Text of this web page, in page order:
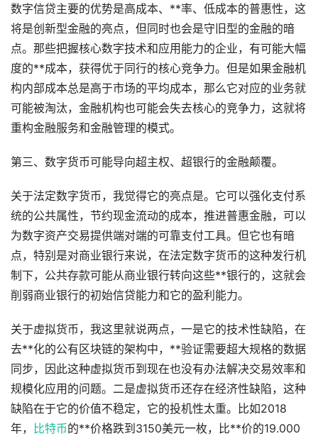
数字信贷主要的优势是高成本、**率、低成本的普惠性，这
将是创新型金融的亮点，但同时也会是守旧型的金融的暗
点。那些把握核心数字技术和应用能力的企业，有可能大幅
度的**成本，获得优于同行的核心竞争力。但是如果金融机
构内部成本总是高于市场的平均成本，那么它对应的业务就
可能被淘汰，金融机构也可能会失去核心的竞争力，这就将
重构金融服务和金融管理的模式。
第三、数字货币可能导向超主权、超银行的金融颠覆。
关于法定数字货币，我觉得它的亮点是。它可以强化支付系
统的公共属性，节约现金流动的成本，推进普惠金融，可以
为数字资产交易提供端对端的可靠支付工具。但它也有暗
点，特别是对商业银行来说，在法定数字货币的这种发行机
制下，公共存款可能从商业银行转向这些**银行的，这就会
削弱商业银行的初始信贷能力和它的盈利能力。
关于虚拟货币，我这里就说两点，一是它的技术性缺陷，在
去**化的公有区块链的架构中，**验证需要超大规格的数据
同步，因此这种虚拟货币到现在也没有办法解决交易效率和
规模化应用的问题。二是虚拟货币还存在经济性缺陷，这种
缺陷在于它的价值不稳定，它的投机性太重。比如2018
年，
比特币的**价格跌到3150美元一枚，比**价的19.000